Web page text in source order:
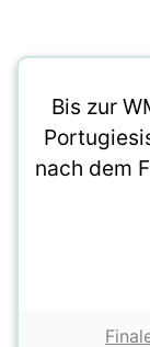
Bis zur
nach dem